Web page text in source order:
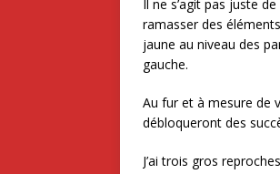
Il ne s’agit pas juste
ramasser des
jaune au niveau des
gauche.
Au fur et à mesure de
débloqueront des
J’ai trois gros